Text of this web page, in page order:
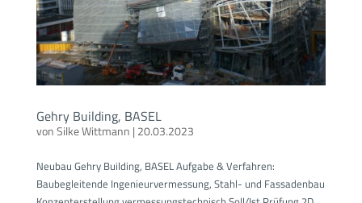
Gehry Building, BASEL
vonSilke Wittmann | 20.03.2023
Neubau Gehry Building, BASEL Aufgabe & Verfahren:
Baubegleitende Ingenieurvermessung, Stahl- und Fassadenbau